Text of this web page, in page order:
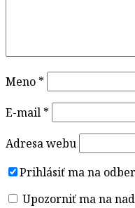
Meno *
E-mail *
Adresa webu
Prihlásiť ma na
Upozorniť ma na